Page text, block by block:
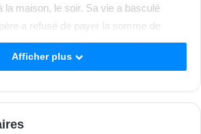
la maison, le soir. Sa vie a basculé
a refusé de payer la somme de
qu’il passe en classe supérieure
de ville en ville, de foyer en foyer et de
Afficher plus